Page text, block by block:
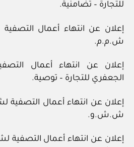
للتجارة – تضامنية.
إعلان عن انتهاء أعمال التصفية
ش.م.م.
إعلان عن انتهاء أعمال
الجعفري للتجارة – توصية.
إعلان عن انتهاء أعمال التصفية
ش.ش.و.
إعلان عن انتهاء أعمال التصفية